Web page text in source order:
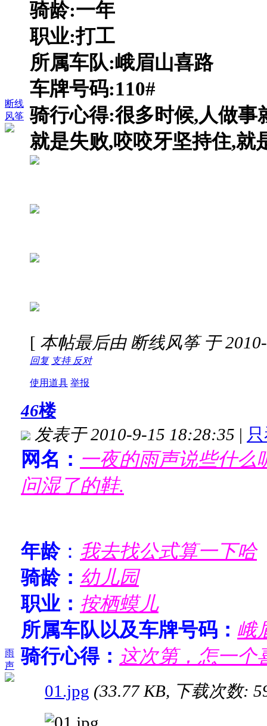
断线
风筝
骑龄:一年
职业:打工
所属车队:峨眉山喜路
车牌号码:110#
骑行心得:很多时候,人做事
就是失败,咬咬牙坚持住,就
[ 本帖最后由 断线风筝 于
回复 支持 反对
使用道具 举报
雨
声
46楼
发表于 2010-9-15 18:28:35 |
网名： 一夜的雨声说些什
问湿了的鞋.
年龄： 我去找公式算一下哈
骑龄： 幼儿园
职业： 按栖蟆儿
所属车队以及车牌号码： 峨
骑行心得： 这次第，怎一个
01.jpg (33.77 KB, 下载次数: